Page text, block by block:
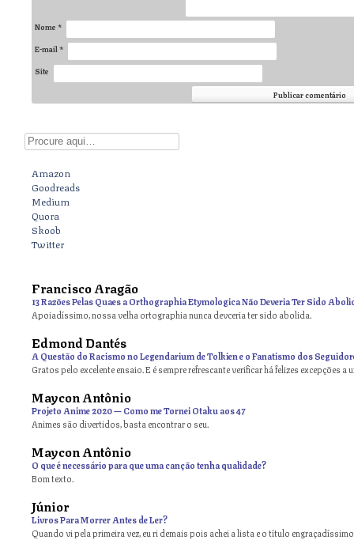
Nome *
E-mail *
Site
Digite aqui
Amazon
Goodreads
Medium
Quora
Skoob
Twitter
Francisco Aragão
13 Razões Pelas Quaes a Orthographia Etymologica Não Deveria Ter Sido
Apoiadíssimo, nossa velha ortographia nunca devceria ter sido abolida.
Edmond Dantés
A Questão do Racismo no Legendarium de Tolkien e o Fanatismo dos
Gratos pelo excelente ensaio. E é sempre refrescante verificar há felizes excepções a
Maycon Antônio
Projeto Anime 2020 — Como me Tornei Otaku aos 47
Animes são divertidos, basta encontrar o seu.
Maycon Antônio
O que é necessário para que uma canção tenha qualidade?
Bom texto.
Júnior
Livros Para Morrer Antes de Ler?
Quando vi pela primeira vez, eu ri demais pois achei a lista e o título